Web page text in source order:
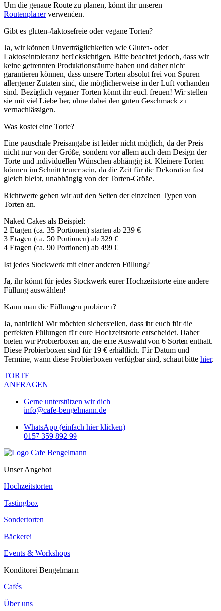
Um die genaue Route zu planen, könnt ihr unseren
Routenplanerverwenden.
Gibt es gluten-/laktosefreie oder vegane Torten?
Ja, wir können Unverträglichkeiten wie Gluten- oder
Laktoseintoleranz berücksichtigen. Bitte beachtet jedoch, dass wir
keine getrennten Produktionsräume haben und daher nicht
garantieren können, dass unsere Torten absolut frei von Spuren
allergener Zutaten sind, die möglicherweise in der Luft vorhanden
sind. Bezüglich veganer Torten könnt ihr euch freuen! Wir stellen
sie mit viel Liebe her, ohne dabei den guten Geschmack zu
vernachlässigen.
Was kostet eine Torte?
Eine pauschale Preisangabe ist leider nicht möglich, da der Preis
nicht nur von der Größe, sondern vor allem auch dem Design der
Torte und individuellen Wünschen abhängig ist. Kleinere Torten
können im Schnitt teurer sein, da die Zeit für die Dekoration fast
gleich bleibt, unabhängig von der Torten-Größe.
Richtwerte geben wir auf den Seiten der einzelnen Typen von
Torten an.
Naked Cakes als Beispiel:
2 Etagen (ca. 35 Portionen) starten ab 239 €
3 Etagen (ca. 50 Portionen) ab 329 €
4 Etagen (ca. 90 Portionen) ab 499 €
Ist jedes Stockwerk mit einer anderen Füllung?
Ja, ihr könnt für jedes Stockwerk eurer Hochzeitstorte eine andere
Füllung auswählen!
Kann man die Füllungen probieren?
Ja, natürlich! Wir möchten sicherstellen, dass ihr euch für die
perfekten Füllungen für eure Hochzeitstorte entscheidet. Daher
bieten wir Probierboxen an, die eine Auswahl von 6 Sorten enthält.
Diese Probierboxen sind für 19 € erhältlich. Für Datum und
Termine, wann diese Probierboxen verfügbar sind, schaut bitte hier.
TORTE
ANFRAGEN
Gerne unterstützen wir dich
info@cafe-bengelmann.de
WhatsApp (einfach hier klicken)
0157 359 892 99
Unser Angebot
Hochzeitstorten
Tastingbox
Sondertorten
Bäckerei
Events & Workshops
Konditorei Bengelmann
Cafés
Über uns